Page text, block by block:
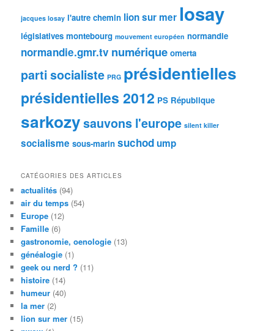
jacques losay l'autre chemin lion sur mer losay
législatives montebourg mouvement européen normandie
normandie.gmr.tv numérique omerta
parti socialiste PRG présidentielles
présidentielles 2012 PS République
sarkozysauvons l'europe silent killer
socialisme sous-marin suchodump
CATÉGORIES DES ARTICLES
actualités (94)
air du temps (54)
Europe (12)
Famille (6)
gastronomie, oenologie (13)
généalogie (1)
geek ou nerd ? (11)
histoire (14)
humeur (40)
la mer (2)
lion sur mer (15)